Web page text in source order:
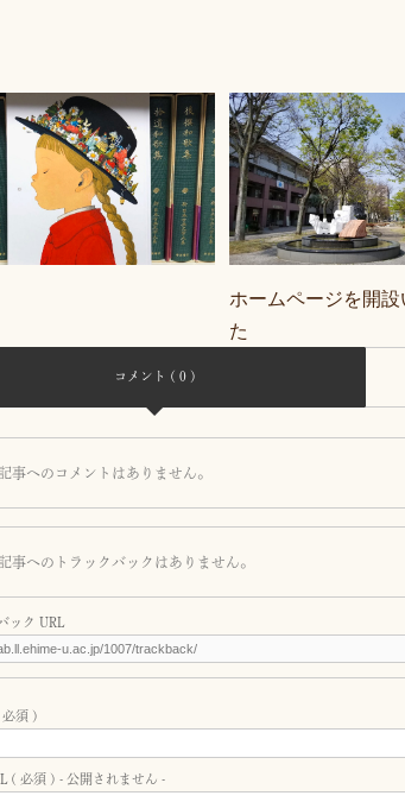
ホームページを開設
た
コメント ( 0 )
事へのコメントはありません。
事へのトラックバックはありません。
ック URL
須 )
( 必須 ) - 公開されません -